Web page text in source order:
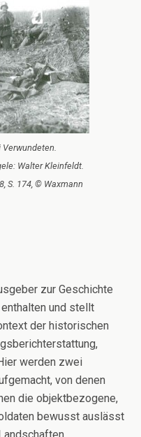
Walter Kleinfeldt.
S. 174, © Waxmann
zur Geschichte
und stellt
der historischen
werden zwei
von denen
die objektbezogene,
bewusst auslässt